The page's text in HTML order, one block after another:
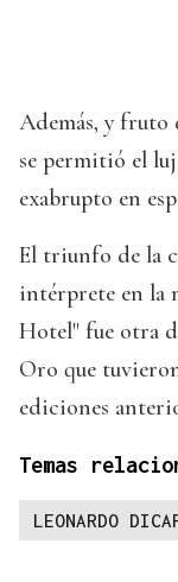
Además, y fruto
se permitió el
exabrupto en
El triunfo de la
intérprete en la
Hotel" fue otra
Oro que
ediciones
Temas
LEONARDO